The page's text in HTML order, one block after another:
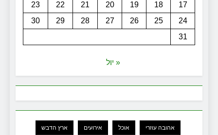
17
18
19
20
21
22
23
24
25
26
27
28
29
30
31
« יול
אהובה עוזרי אוכל אירועים ארץ הדבש